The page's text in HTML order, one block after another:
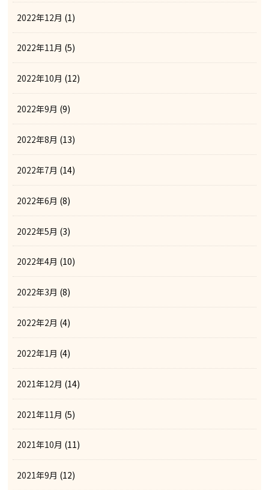
2022年12月 (1)
2022年11月 (5)
2022年10月 (12)
2022年9月 (9)
2022年8月 (13)
2022年7月 (14)
2022年6月 (8)
2022年5月 (3)
2022年4月 (10)
2022年3月 (8)
2022年2月 (4)
2022年1月 (4)
2021年12月 (14)
2021年11月 (5)
2021年10月 (11)
2021年9月 (12)